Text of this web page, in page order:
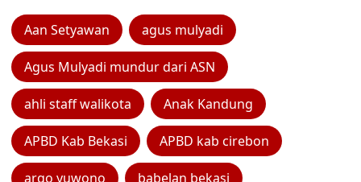
Aan Setyawan agus mulyadi
Agus Mulyadi mundur dari ASN
ahli staff walikota Anak Kandung
APBD Kab Bekasi APBD kab cirebon
argo yuwono babelan bekasi